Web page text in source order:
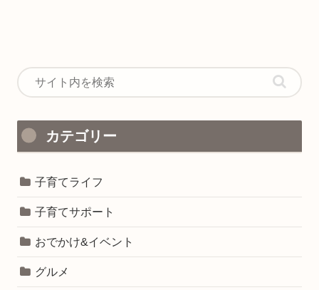
カテゴリー
子育てライフ
子育てサポート
おでかけ&イベント
グルメ